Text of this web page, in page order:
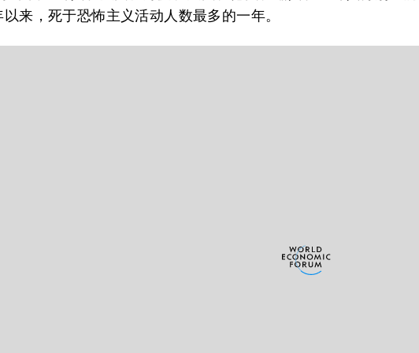
来，死于恐怖主义活动人数最多的一年。